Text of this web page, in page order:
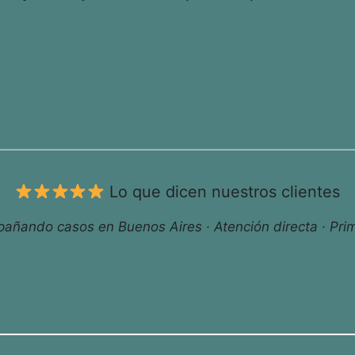
Lo que dicen nuestros clientes
casos en Buenos Aires · Atención directa ·